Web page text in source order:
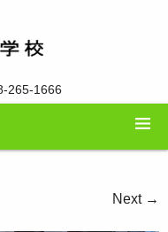
265-1666
Next →